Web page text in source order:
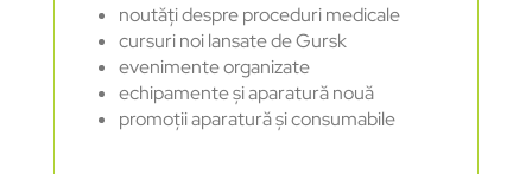
noutăți despre proceduri medicale
cursuri noi lansate de Gursk
evenimente organizate
echipamente și aparatură nouă
promoții aparatură și consumabile